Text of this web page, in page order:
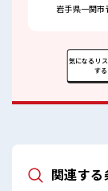
岩手県一関
気になるリ
する
関連す